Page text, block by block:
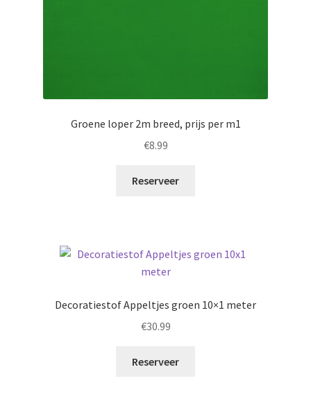
Groene loper 2m breed, prijs per m1
€8.99
Reserveer
Decoratiestof Appeltjes groen 10×1 meter
€30.99
Reserveer